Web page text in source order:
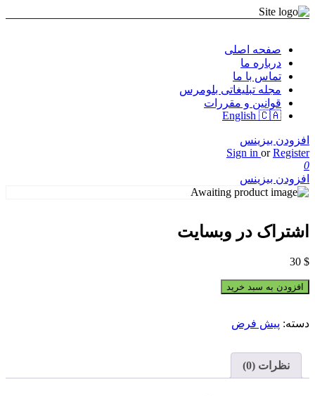
صفحه اصلی
درباره ما
تماس با ما
مجله تبلیغاتی بلومرس
قوانین و مقررات
English 🇨🇦
افزودن بیزینس
Sign in or Register
0
افزودن بیزینس
اشتراک در وبسایت
30 $
افزودن به سبد خرید
دسته: پیش فرض
نظرات (0)